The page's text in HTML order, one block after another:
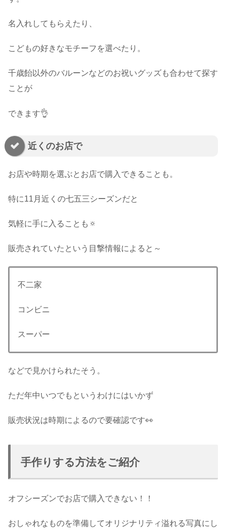
名入れしてもらえたり、
こどもの好きなモチーフを選べたり。
千歳飴以外のバルーンなどのお祝いグッズも合わせて探す
ことが
できます👌
近くのお店で
お店や時期を選ぶとお店で購入できることも。
特に11月近くの七五三シーズンだと
気軽に手に入ることも🔅
販売されていたという目撃情報によると～
不二家
コンビニ
スーパー
などで見かけられたそう。
ただ年中いつでもというわけにはいかず
販売状況は時期によるので要確認です👀
手作りする方法をご紹介
オフシーズンでお店で購入できない！！
おしゃれなものを準備してオリジナリティ溢れる写真にし